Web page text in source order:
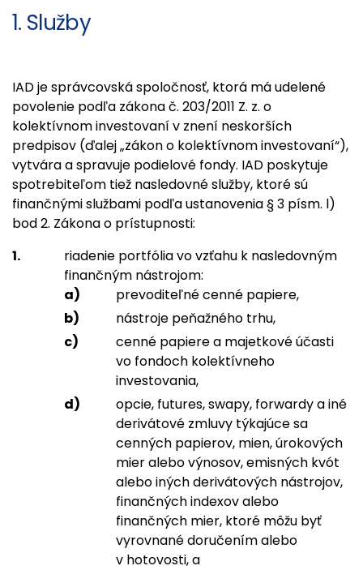
1. Služby
IAD je správcovská spoločnosť, ktorá má udelené
povolenie podľa zákona č. 203/2011 Z. z. o
kolektívnom investovaní v znení neskorších
predpisov (ďalej „zákon o kolektívnom investovaní“),
vytvára a spravuje podielové fondy. IAD poskytuje
spotrebiteľom tiež nasledovné služby, ktoré sú
finančnými službami podľa ustanovenia § 3 písm. l)
bod 2. Zákona o prístupnosti:
riadenie portfólia vo vzťahu k nasledovným
finančným nástrojom:
prevoditeľné cenné papiere,
nástroje peňažného trhu,
cenné papiere a majetkové účasti
vo fondoch kolektívneho
investovania,
opcie, futures, swapy, forwardy a iné
derivátové zmluvy týkajúce sa
cenných papierov, mien, úrokových
mier alebo výnosov, emisných kvót
alebo iných derivátových nástrojov,
finančných indexov alebo
finančných mier, ktoré môžu byť
vyrovnané doručením alebo
v hotovosti, a